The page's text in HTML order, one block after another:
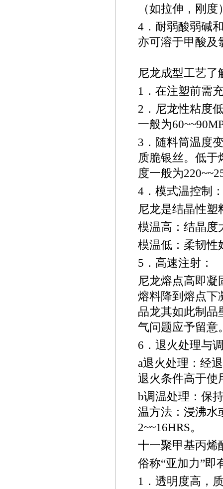
（如拉伸，刚
4 ．耐弱酸弱碱
亦可溶于甲酸及
尼龙成型工艺了
1 ．在注塑前需
2 ．尼龙性粘度
一般为
3 ．随料筒温度
质脆银丝。低于
度一般为220~~
4 ．模式温控制
尼龙是结晶性塑
模温高：结晶度
模温低：柔韧性
5 ．高速注射：
尼龙熔点高即凝
熔料降到熔点下
品龙其如此制品
气问题应予留意
6 ．退火处理与
a退火处理：经
退火条件高于使
b调温处理：保
温方法：浸沸水
2~~16HRS。
十一聚甲基丙烯
俗称“亚加力”即
1 ．透明度高，